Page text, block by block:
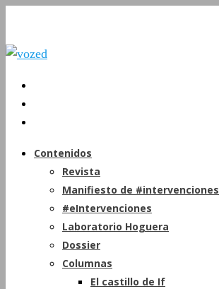
Contenidos
Revista
Manifiesto de #intervenciones
#eIntervenciones
Laboratorio Hoguera
Dossier
Columnas
El castillo de If